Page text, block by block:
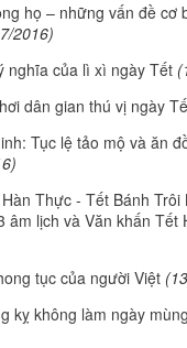
họ – những vấn đề cơ
2016)
nghĩa của lì xì ngày Tết
dân gian thú vị ngày
Tục lệ tảo mộ và ăn
Thực - Tết Bánh Trôi
âm lịch và Văn khấn Tết
tục của người Việt
kỵ không làm ngày